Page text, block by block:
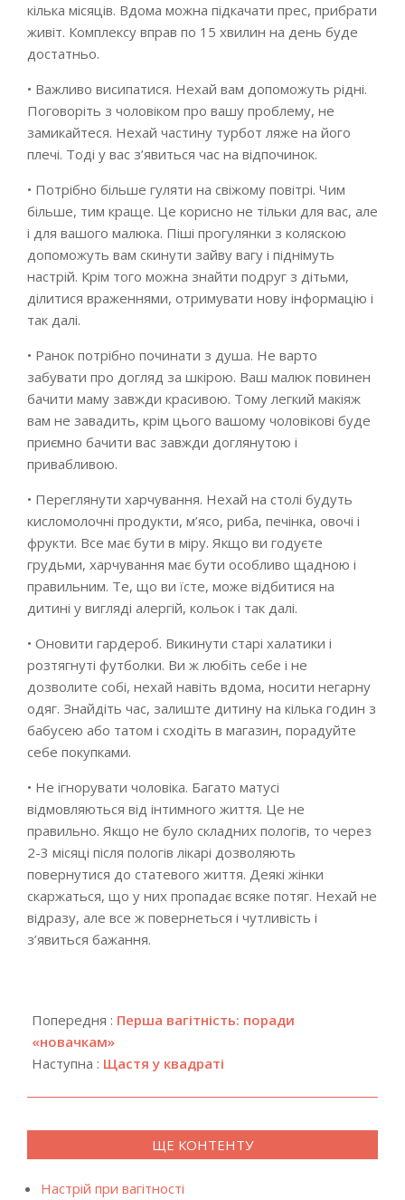
кілька місяців. Вдома можна підкачати прес, прибрати
живіт. Комплексу вправ по 15 хвилин на день буде
достатньо.
• Важливо висипатися. Нехай вам допоможуть рідні.
Поговоріть з чоловіком про вашу проблему, не
замикайтеся. Нехай частину турбот ляже на його
плечі. Тоді у вас з’явиться час на відпочинок.
• Потрібно більше гуляти на свіжому повітрі. Чим
більше, тим краще. Це корисно не тільки для вас, але
і для вашого малюка. Піші прогулянки з коляскою
допоможуть вам скинути зайву вагу і піднімуть
настрій. Крім того можна знайти подруг з дітьми,
ділитися враженнями, отримувати нову інформацію і
так далі.
• Ранок потрібно починати з душа. Не варто
забувати про догляд за шкірою. Ваш малюк повинен
бачити маму завжди красивою. Тому легкий макіяж
вам не завадить, крім цього вашому чоловікові буде
приємно бачити вас завжди доглянутою і
привабливою.
• Переглянути харчування. Нехай на столі будуть
кисломолочні продукти, м’ясо, риба, печінка, овочі і
фрукти. Все має бути в міру. Якщо ви годуєте
грудьми, харчування має бути особливо щадною і
правильним. Те, що ви їсте, може відбитися на
дитині у вигляді алергій, кольок і так далі.
• Оновити гардероб. Викинути старі халатики і
розтягнуті футболки. Ви ж любіть себе і не
дозволите собі, нехай навіть вдома, носити негарну
одяг. Знайдіть час, залиште дитину на кілька годин з
бабусею або татом і сходіть в магазин, порадуйте
себе покупками.
• Не ігнорувати чоловіка. Багато матусі
відмовляються від інтимного життя. Це не
правильно. Якщо не було складних пологів, то через
2-3 місяці після пологів лікарі дозволяють
повернутися до статевого життя. Деякі жінки
скаржаться, що у них пропадає всяке потяг. Нехай не
відразу, але все ж повернеться і чутливість і
з’явиться бажання.
12-
15
Попередня : Перша вагітність: поради
«новачкам»
Наступна : Щастя у квадраті
ЩЕ КОНТЕНТУ
Настрій при вагітності